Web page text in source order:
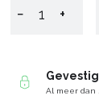
− +
Al meer dan